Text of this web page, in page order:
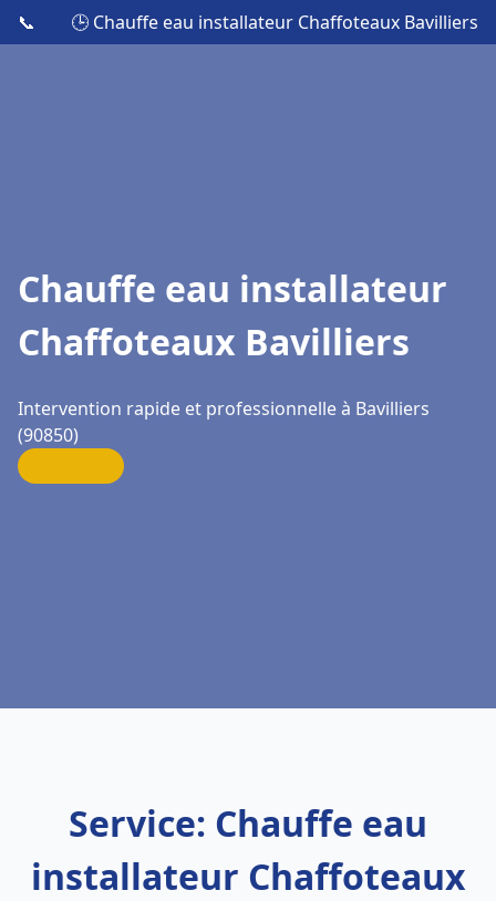
📞 🕒 Chauffe eau installateur Chaffoteaux Bavilliers
Chauffe eau installateur
Chaffoteaux Bavilliers
Intervention rapide et professionnelle à Bavilliers
(90850)
Service: Chauffe eau
installateur Chaffoteaux